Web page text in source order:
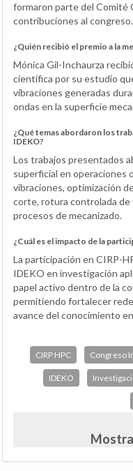
formaron parte del Comité
contribuciones al congreso.
¿Quién recibió el premio a la
Mónica Gil-Inchaurza
científica por su estudio
vibraciones generadas
ondas en la superficie
¿Qué temas abordaron los
IDEKO?
Los trabajos presentados
superficial en operaciones
vibraciones, optimización
corte, rotura controlada de
procesos de mecanizado.
¿Cuál es el impacto de la
La participación en CIRP-
IDEKO en investigación
papel activo dentro de la
permitiendo fortalecer
avance del conocimiento
CIRP HPC Congreso
IDEKO